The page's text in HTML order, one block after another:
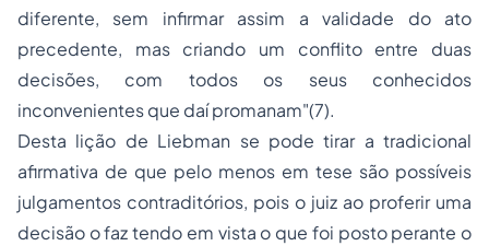
diferente, sem infirmar assim a validade do ato
precedente, mas criando um conflito entre duas
decisões, com todos os seus conhecidos
inconvenientes que daí promanam"(7).
Desta lição de Liebman se pode tirar a tradicional
afirmativa de que pelo menos em tese são possíveis
julgamentos contraditórios, pois o juiz ao proferir uma
decisão o faz tendo em vista o que foi posto perante o